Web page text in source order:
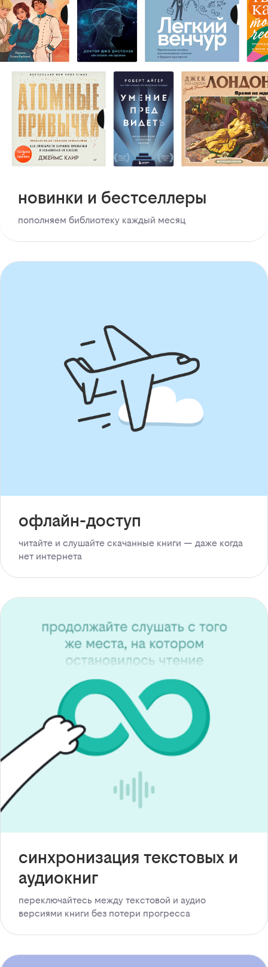
новинки и бестселлеры
пополняем библиотеку каждый месяц
офлайн-доступ
читайте и слушайте скачанные книги — даже когда
нет интернета
синхронизация текстовых и
аудиокниг
переключайтесь между текстовой и аудио
версиями книги без потери прогресса